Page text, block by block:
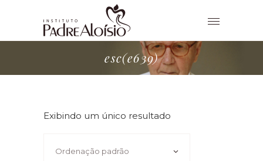
esc(e639)
Exibindo um único resultado
Ordenação padrão